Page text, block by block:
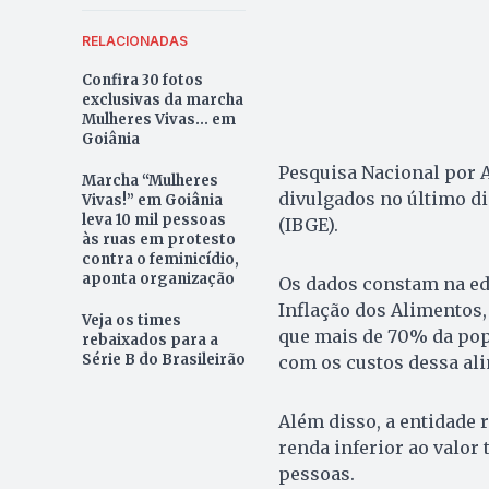
RELACIONADAS
Confira 30 fotos
exclusivas da marcha
Mulheres Vivas... em
Goiânia
Marcha “Mulheres
Vivas!” em Goiânia
leva 10 mil pessoas
às ruas em protesto
contra o feminicídio,
aponta organização
Veja os times
rebaixados para a
Série B do Brasileirão
Pesquisa Nacional por
divulgados no último
(IBGE).
Os dados constam na
Inflação dos
que mais de 70% da
com os custos dessa
Além disso, a entidade
renda inferior ao valor
pessoas.